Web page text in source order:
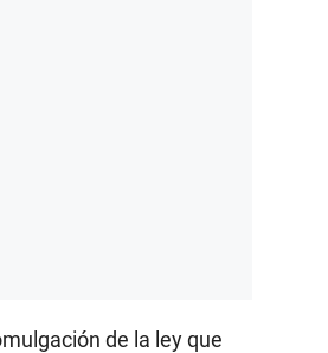
de la ley que